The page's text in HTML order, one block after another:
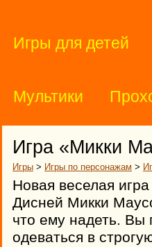
Игры для детей
Мультики
Игра «Микки
Игры > Игры по персонажам >
Новая веселая
Дисней Микки
что ему надеть. Вы
одеваться в